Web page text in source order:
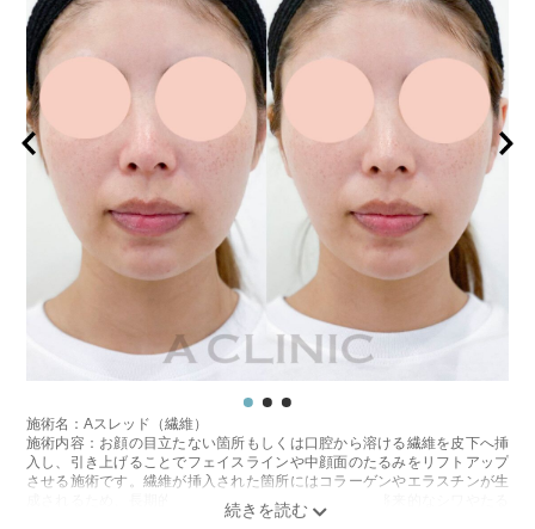
施術名：Aスレッド（繊維）
施術内容：お顔の目立たない箇所もしくは口腔から溶ける繊維を皮下へ挿
入し、引き上げることでフェイスラインや中顔面のたるみをリフトアップ
させる施術です。繊維が挿入された箇所にはコラーゲンやエラスチンが生
成されるため、長期的な美肌効果、肌質の改善効果、将来的なシワやたる
みの予防効果が期待できます。